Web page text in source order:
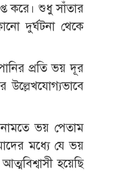
করে। শুধু সাঁতার
দুর্ঘটনা থেকে
প্রতি ভয় দূর
উল্লেখযোগ্যভাবে
নামতে ভয় পেতাম
মধ্যে যে ভয়
হয়েছি